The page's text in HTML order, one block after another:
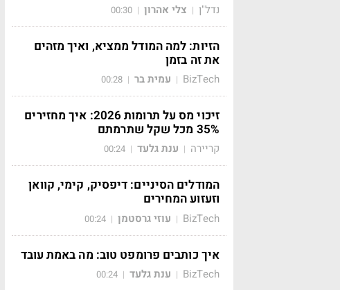
נדל"ן | צלי אהרון |
00:30
הזיות: למה המודל ממציא, ואיך מזהים
את זה בזמן
BizTech
| עמית בר |
00:28
זיכוי מס על תרומות 2026: איך מחזירים
35% מכל שקל שתרמתם
קריירה | ענת גלעד |
00:24
המודלים הסיניים: דיפסיק, קימי, קוואן
וזעזוע המחירים
BizTech
| עוזי גרסטמן |
00:24
איך כותבים פרומפט טוב: מה באמת עובד
BizTech
| ענת גלעד |
00:24